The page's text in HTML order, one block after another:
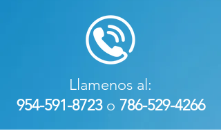
Llamenos al:
954-591-8723o 786-529-4266